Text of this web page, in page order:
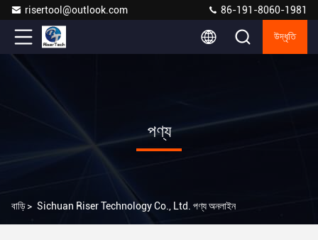
risertool@outlook.com 86-191-8060-1981
উদ্ধৃতি
পণ্য
বাড়ি> Sichuan Riser Technology Co., Ltd. পণ্য অনলাইন